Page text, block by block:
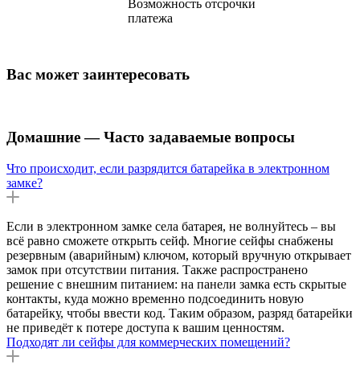
Возможность отсрочки
платежа
Вас может заинтересовать
Домашние — Часто задаваемые вопросы
Что происходит, если разрядится батарейка в электронном
замке?
Если в электронном замке села батарея, не волнуйтесь – вы
всё равно сможете открыть сейф. Многие сейфы снабжены
резервным (аварийным) ключом, который вручную открывает
замок при отсутствии питания. Также распространено
решение с внешним питанием: на панели замка есть скрытые
контакты, куда можно временно подсоединить новую
батарейку, чтобы ввести код. Таким образом, разряд батарейки
не приведёт к потере доступа к вашим ценностям.
Подходят ли сейфы для коммерческих помещений?